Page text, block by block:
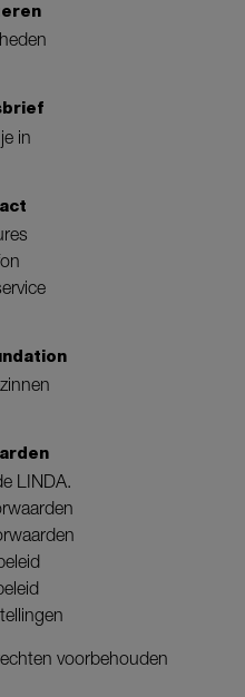
in
LINDA.
voorbehouden